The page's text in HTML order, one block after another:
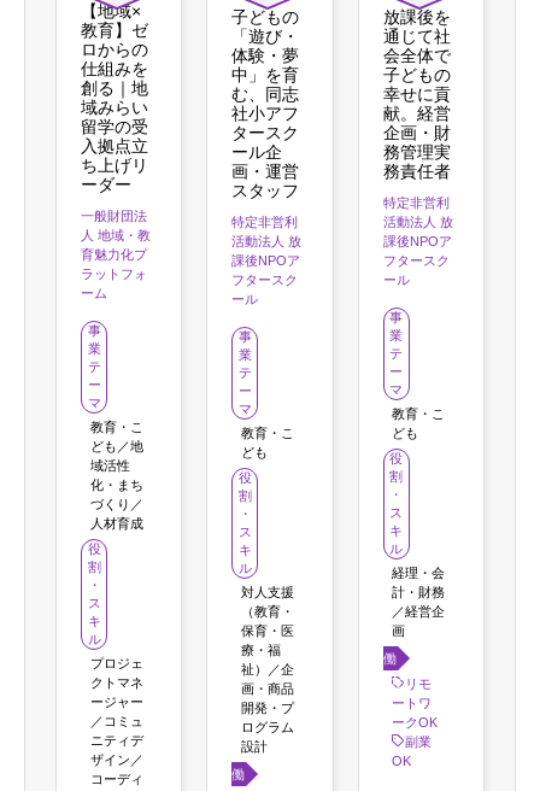
【地域×
教育】ゼ
ロからの
仕組みを
創る｜地
域みらい
留学の受
入拠点立
ち上げリ
ーダー
一般財団法
人 地域・教
育魅力化プ
ラットフォ
ーム
事
業
テ
ー
マ
教育・こ
ども／地
域活性
化・まち
づくり／
人材育成
役
割
・
ス
キ
ル
プロジェ
クトマネ
ージャー
／コミュ
ニティデ
ザイン／
コーディ
子どもの
「遊び・
体験・夢
中」を育
む、同志
社小アフ
タースク
ール企
画・運営
スタッフ
特定非営利
活動法人 放
課後NPOア
フタースク
ール
事
業
テ
ー
マ
教育・こ
ども
役
割
・
ス
キ
ル
対人支援
（教育・
保育・医
療・福
祉）／企
画・商品
開発・プ
ログラム
設計
働き
放課後を
通じて社
会全体で
子どもの
幸せに貢
献。経営
企画・財
務管理実
務責任者
特定非営利
活動法人 放
課後NPOア
フタースク
ール
事
業
テ
ー
マ
教育・こ
ども
役
割
・
ス
キ
ル
経理・会
計・財務
／経営企
画
働き
方 リモ
ートワ
ークOK
副業
OK